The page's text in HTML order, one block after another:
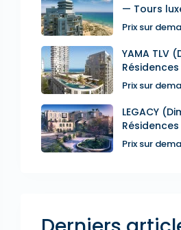
— Tours
Prix sur
YAMA TLV
Résidences
Prix sur
LEGACY
Prix sur